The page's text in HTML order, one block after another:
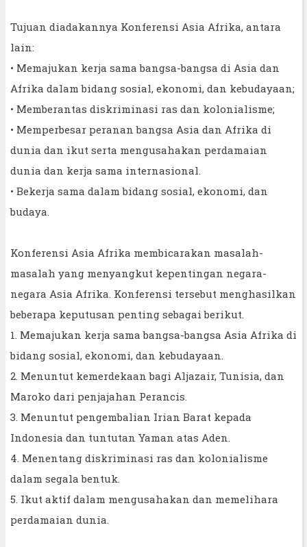
Tujuan diadakannya Konferensi Asia Afrika, antara
lain:
• Memajukan kerja sama bangsa-bangsa di Asia dan
Afrika dalam bidang sosial, ekonomi, dan kebudayaan;
• Memberantas diskriminasi ras dan kolonialisme;
• Memperbesar peranan bangsa Asia dan Afrika di
dunia dan ikut serta mengusahakan perdamaian
dunia dan kerja sama internasional.
• Bekerja sama dalam bidang sosial, ekonomi, dan
budaya.
Konferensi Asia Afrika membicarakan masalah-
masalah yang menyangkut kepentingan negara-
negara Asia Afrika. Konferensi tersebut menghasilkan
beberapa keputusan penting sebagai berikut.
1. Memajukan kerja sama bangsa-bangsa Asia Afrika di
bidang sosial, ekonomi, dan kebudayaan.
2. Menuntut kemerdekaan bagi Aljazair, Tunisia, dan
Maroko dari penjajahan Perancis.
3. Menuntut pengembalian Irian Barat kepada
Indonesia dan tuntutan Yaman atas Aden.
4. Menentang diskriminasi ras dan kolonialisme
dalam segala bentuk.
5. Ikut aktif dalam mengusahakan dan memelihara
perdamaian dunia.